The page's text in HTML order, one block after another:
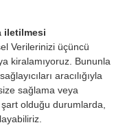
iletilmesi
Verilerinizi üçüncü
kiralamıyoruz. Bununla
aracılığıyla
sağlama veya
olduğu durumlarda,